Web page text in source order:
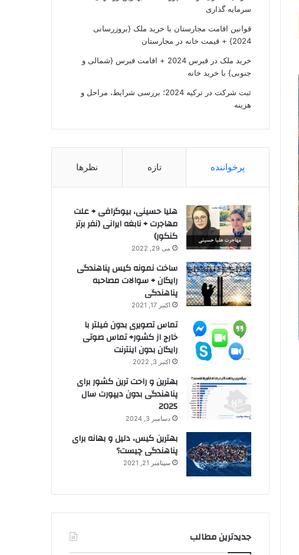
سرمایه گذاری
قوانین اقامت مجارستان با خرید ملک {بروزرسانی
2024} + قیمت خانه در مجارستان
خرید ملک در قبرس 2024 + اقامت قبرس {شمالی و
جنوبی} با خرید خانه
ثبت شرکت در ترکیه 2024؛ بررسی شرایط، مراحل و
هزینه
پرخواننده تازه نظرها
هلیا حسینی، بیوگرافی + علت
مهاجرت + نابغه ایرانی (نفر برتر
کنکور)
می 29, 2022
ساخت نمونه کیس پناهندگی
رایگان + سوالات مصاحبه
پناهندگی
اکتبر 17, 2021
تماس تصویری بدون فیلتر با
خارج از کشور+ تماس صوتی
رایگان بدون اینترنت
اکتبر 3, 2022
بهترین و راحت ترین کشور برای
پناهندگی بدون دیپورت سال
2025
دسامبر 3, 2024
بهترین کیس، دلیل و بهانه برای
پناهندگی چیست؟
سپتامبر 21, 2021
جدیدترین مطالب